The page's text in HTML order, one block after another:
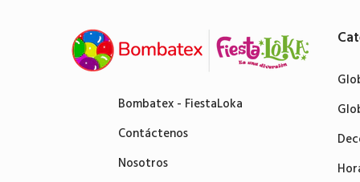
Bombatex - FiestaLoka
Contáctenos
Nosotros